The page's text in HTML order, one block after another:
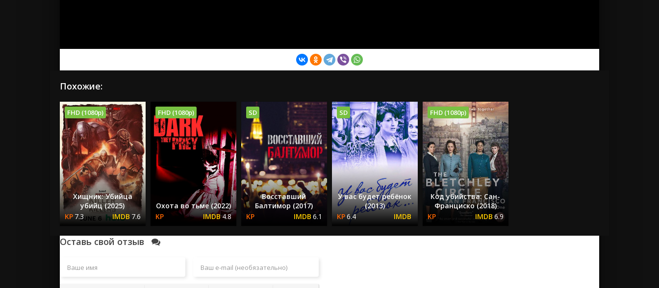
Похожие:
FHD (1080p)
Хищник: Убийца
убийц (2025)
7.3
7.6
FHD (1080p)
Охота во тьме (2022)
4.8
SD
Восставший
Балтимор (2017)
6.1
SD
У вас будет ребёнок
(2013)
6.4
FHD (1080p)
Код убийства: Сан-
Франциско (2018)
6.9
Оставь свой отзыв